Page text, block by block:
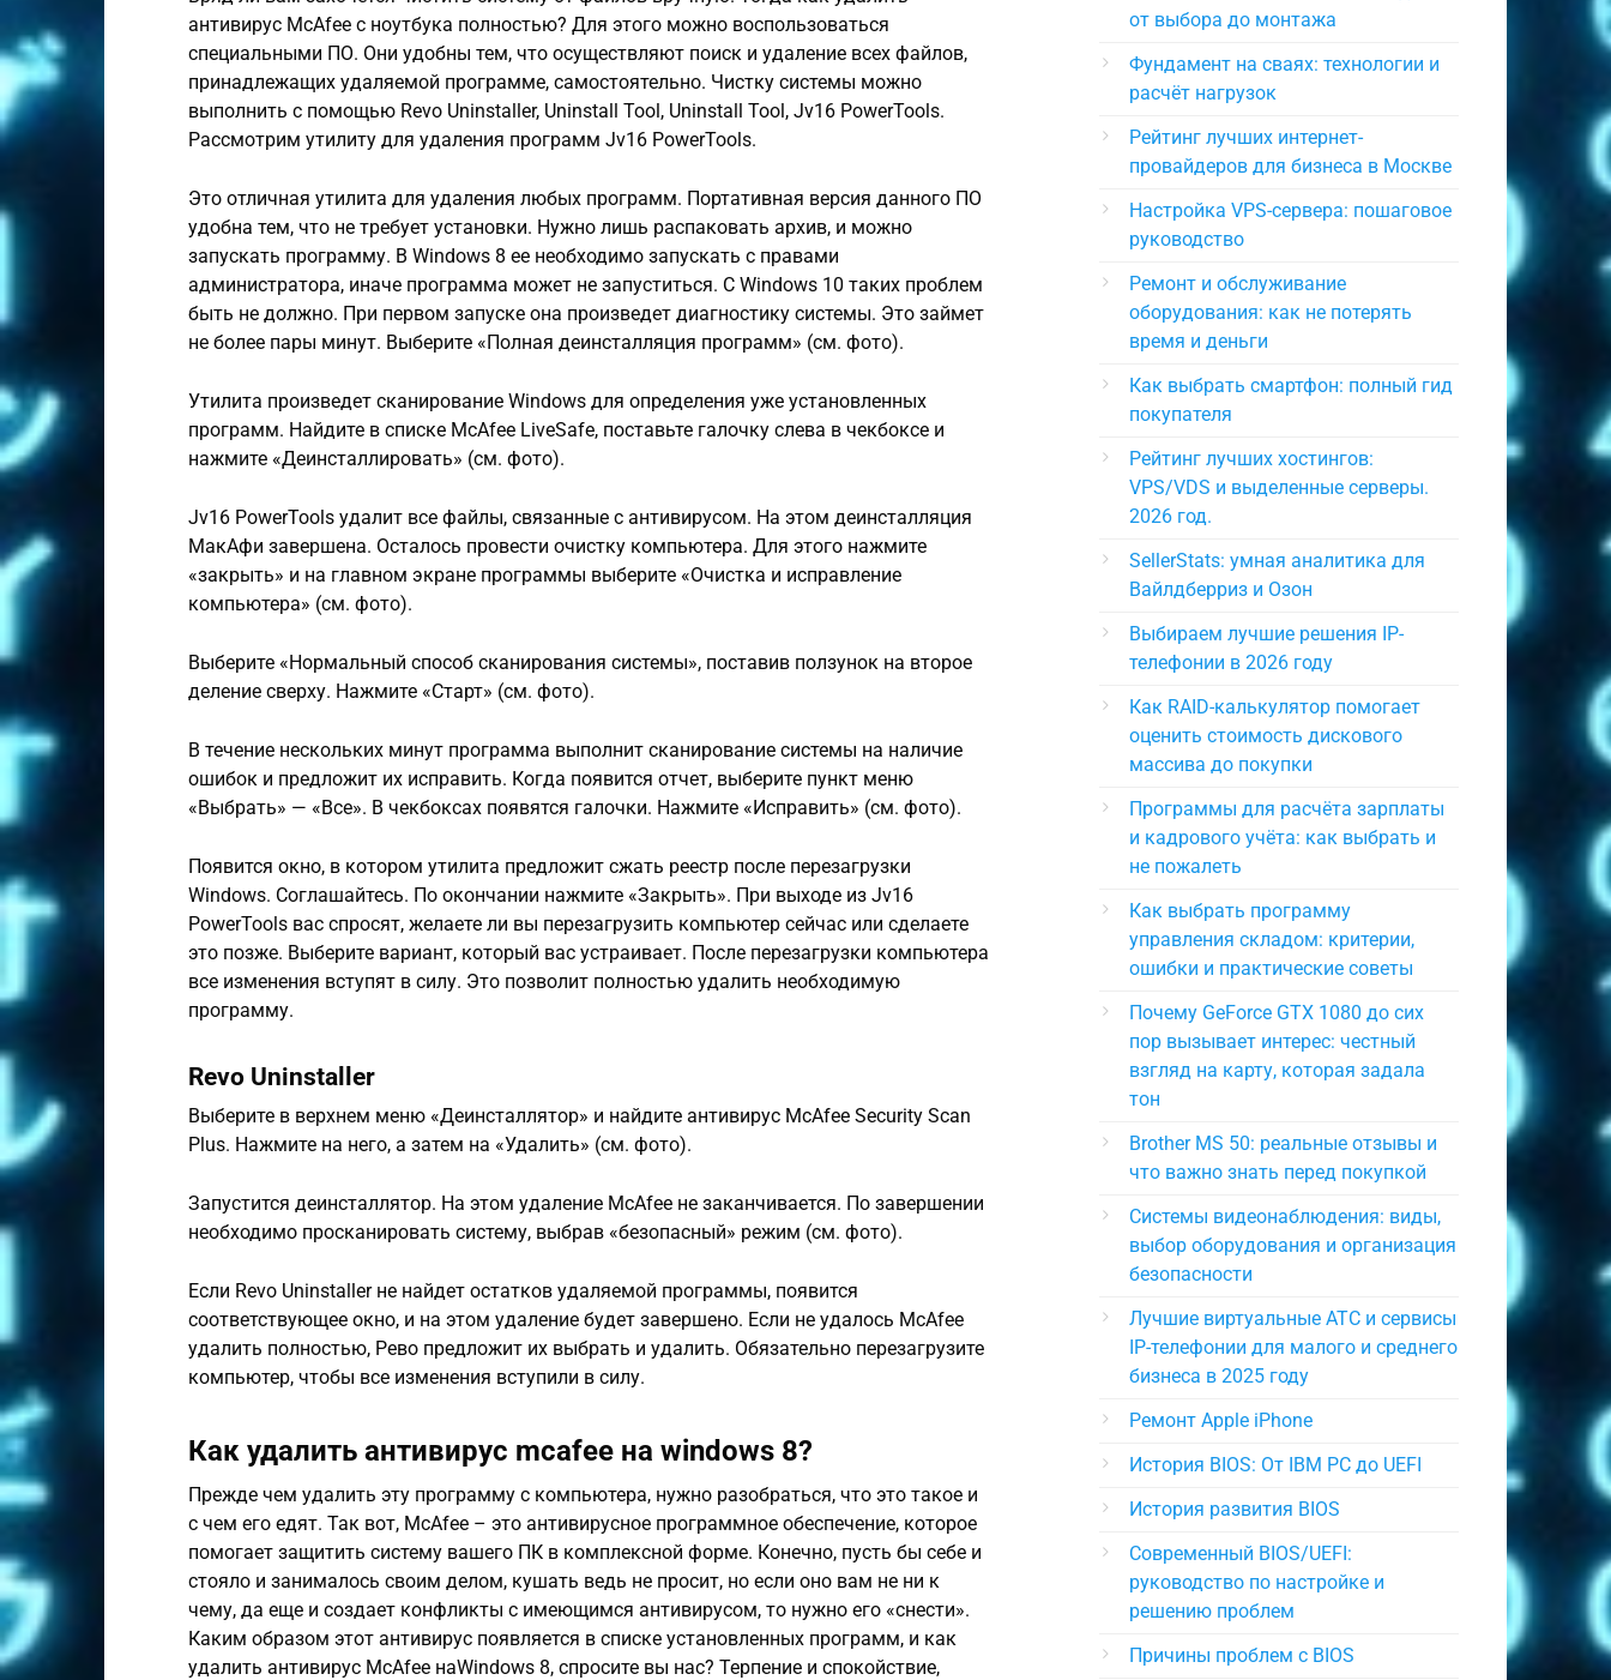
антивирус McAfee с ноутбука полностью? Для этого можно воспользоваться
специальными ПО. Они удобны тем, что осуществляют поиск и удаление всех файлов,
принадлежащих удаляемой программе, самостоятельно. Чистку системы можно
выполнить с помощью Revo Uninstaller, Uninstall Tool, Uninstall Tool, Jv16 PowerTools.
Рассмотрим утилиту для удаления программ Jv16 PowerTools.
Это отличная утилита для удаления любых программ. Портативная версия данного ПО
удобна тем, что не требует установки. Нужно лишь распаковать архив, и можно
запускать программу. В Windows 8 ее необходимо запускать с правами
администратора, иначе программа может не запуститься. С Windows 10 таких проблем
быть не должно. При первом запуске она произведет диагностику системы. Это займет
не более пары минут. Выберите «Полная деинсталляция программ» (см. фото).
Утилита произведет сканирование Windows для определения уже установленных
программ. Найдите в списке McAfee LiveSafe, поставьте галочку слева в чекбоксе и
нажмите «Деинсталлировать» (см. фото).
Jv16 PowerTools удалит все файлы, связанные с антивирусом. На этом деинсталляция
МакАфи завершена. Осталось провести очистку компьютера. Для этого нажмите
«закрыть» и на главном экране программы выберите «Очистка и исправление
компьютера» (см. фото).
Выберите «Нормальный способ сканирования системы», поставив ползунок на второе
деление сверху. Нажмите «Старт» (см. фото).
В течение нескольких минут программа выполнит сканирование системы на наличие
ошибок и предложит их исправить. Когда появится отчет, выберите пункт меню
«Выбрать» — «Все». В чекбоксах появятся галочки. Нажмите «Исправить» (см. фото).
Появится окно, в котором утилита предложит сжать реестр после перезагрузки
Windows. Соглашайтесь. По окончании нажмите «Закрыть». При выходе из Jv16
PowerTools вас спросят, желаете ли вы перезагрузить компьютер сейчас или сделаете
это позже. Выберите вариант, который вас устраивает. После перезагрузки компьютера
все изменения вступят в силу. Это позволит полностью удалить необходимую
программу.
Revo Uninstaller
Выберите в верхнем меню «Деинсталлятор» и найдите антивирус McAfee Security Scan
Plus. Нажмите на него, а затем на «Удалить» (см. фото).
Запустится деинсталлятор. На этом удаление McAfee не заканчивается. По завершении
необходимо просканировать систему, выбрав «безопасный» режим (см. фото).
Если Revo Uninstaller не найдет остатков удаляемой программы, появится
соответствующее окно, и на этом удаление будет завершено. Если не удалось McAfee
удалить полностью, Рево предложит их выбрать и удалить. Обязательно перезагрузите
компьютер, чтобы все изменения вступили в силу.
Как удалить антивирус mcafee на windows 8?
Прежде чем удалить эту программу с компьютера, нужно разобраться, что это такое и
с чем его едят. Так вот, МcAfee – это антивирусное программное обеспечение, которое
помогает защитить систему вашего ПК в комплексной форме. Конечно, пусть бы себе и
стояло и занималось своим делом, кушать ведь не просит, но если оно вам не ни к
чему, да еще и создает конфликты с имеющимся антивирусом, то нужно его «снести».
Каким образом этот антивирус появляется в списке установленных программ, и как
удалить антивирус МcAfee наWindows 8, спросите вы нас? Терпение и спокойствие,
от выбора до монтажа
Фундамент на сваях: технологии и
расчёт нагрузок
Рейтинг лучших интернет-
провайдеров для бизнеса в Москве
Настройка VPS-сервера: пошаговое
руководство
Ремонт и обслуживание
оборудования: как не потерять
время и деньги
Как выбрать смартфон: полный гид
покупателя
Рейтинг лучших хостингов:
VPS/VDS и выделенные серверы.
2026 год.
SellerStats: умная аналитика для
Вайлдберриз и Озон
Выбираем лучшие решения IP-
телефонии в 2026 году
Как RAID-калькулятор помогает
оценить стоимость дискового
массива до покупки
Программы для расчёта зарплаты
и кадрового учёта: как выбрать и
не пожалеть
Как выбрать программу
управления складом: критерии,
ошибки и практические советы
Почему GeForce GTX 1080 до сих
пор вызывает интерес: честный
взгляд на карту, которая задала
тон
Brother MS 50: реальные отзывы и
что важно знать перед покупкой
Системы видеонаблюдения: виды,
выбор оборудования и организация
безопасности
Лучшие виртуальные АТС и сервисы
IP-телефонии для малого и среднего
бизнеса в 2025 году
Ремонт Apple iPhone
История BIOS: От IBM PC до UEFI
История развития BIOS
Современный BIOS/UEFI:
руководство по настройке и
решению проблем
Причины проблем с BIOS